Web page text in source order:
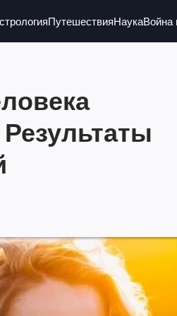
ПутешествияНаукаВойна